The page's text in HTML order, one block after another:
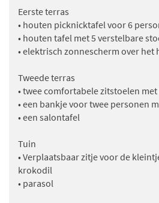
Eerste terras
• houten picknicktafel voor 6
• houten tafel met 5 verstelbare
• elektrisch zonnescherm over het
Tweede terras
• twee comfortabele zitstoelen met
• een bankje voor twee personen
• een salontafel
Tuin
• Verplaatsbaar zitje voor de
krokodil
• parasol